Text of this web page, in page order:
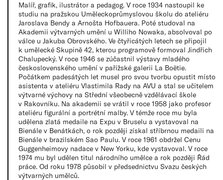
Malíř, grafik, ilustrátor a pedagog. V roce 1934 nastoupil ke
studiu na pražskou Uměleckoprůmyslovou školu do ateliéru
Jaroslava Bendy a Arnošta Hofbauera. Poté studoval na
Akademii výtvarných umění u Williho Nowaka, absolvoval po
válce u Jakuba Obrovského. Ve čtyřicátých letech se připojil
k umělecké Skupině 42, kterou programově formoval Jindřich
Chalupecký. V roce 1946 se zúčastnil výstavy mladého
československého umění v pařížské galerii La Boëtie.
Počátkem padesátých let musel pro svou tvorbu opustit místo
asistenta v ateliéru Vlastimila Rady na AVU a stal se učitelem
výtvarné výchovy na Střední všeobecně vzdělávací škole
v Rakovníku. Na akademii se vrátil v roce 1958 jako profesor
ateliéru figurální a portrétní malby. V témže roce mu byla
udělena zlatá medaile na Expu v Bruselu a vystavoval na
Bienále v Benátkách, o rok později získal stříbrnou medaili na
Bienále v brazilském Sao Paulu. V roce 1961 obdržel Cenu
Guggenheimovy nadace v New Yorku, kde vystavoval. V roce
1974 mu byl udělen titul národního umělce a rok později Řád
práce. Od roku 1978 působil v předsednictvu Svazu českých
výtvarných umělců.